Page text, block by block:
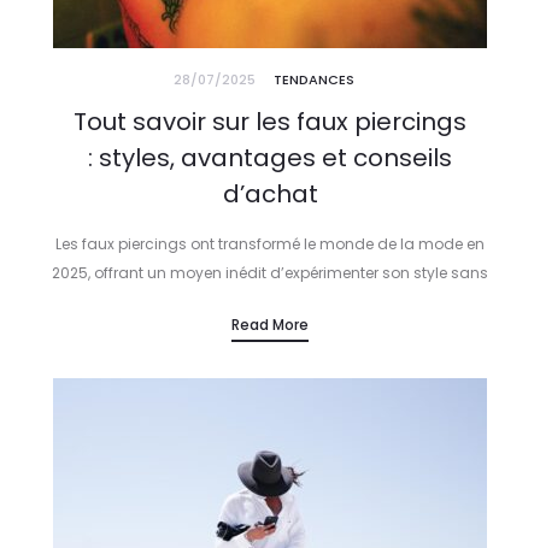
28/07/2025 TENDANCES
Tout savoir sur les faux piercings
: styles, avantages et conseils
d’achat
Les faux piercings ont transformé le monde de la mode en
2025, offrant un moyen inédit d’expérimenter son style sans
séduisent par leur…
Read More